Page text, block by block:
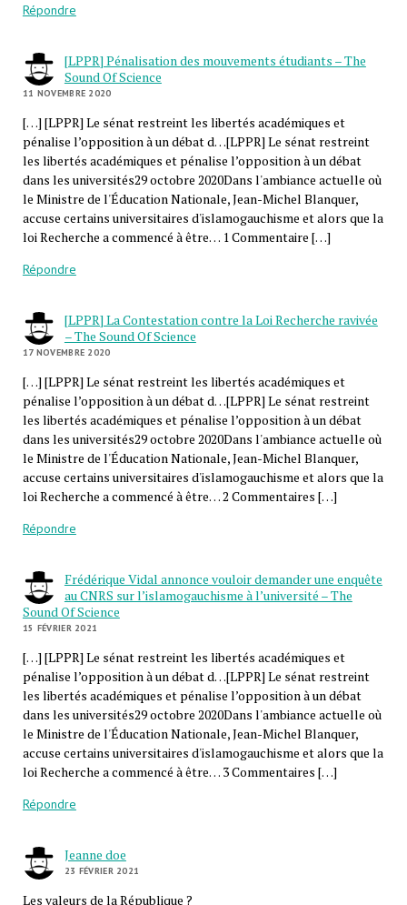
Répondre
[LPPR] Pénalisation des mouvements étudiants – The
Sound Of Science
11 NOVEMBRE 2020
[…] [LPPR] Le sénat restreint les libertés académiques et
pénalise l’opposition à un débat d…[LPPR] Le sénat restreint
les libertés académiques et pénalise l’opposition à un débat
dans les universités29 octobre 2020Dans l'ambiance actuelle où
le Ministre de l'Éducation Nationale, Jean-Michel Blanquer,
accuse certains universitaires d'islamogauchisme et alors que la
loi Recherche a commencé à être… 1 Commentaire […]
Répondre
[LPPR] La Contestation contre la Loi Recherche ravivée
– The Sound Of Science
17 NOVEMBRE 2020
[…] [LPPR] Le sénat restreint les libertés académiques et
pénalise l’opposition à un débat d…[LPPR] Le sénat restreint
les libertés académiques et pénalise l’opposition à un débat
dans les universités29 octobre 2020Dans l'ambiance actuelle où
le Ministre de l'Éducation Nationale, Jean-Michel Blanquer,
accuse certains universitaires d'islamogauchisme et alors que la
loi Recherche a commencé à être… 2 Commentaires […]
Répondre
Frédérique Vidal annonce vouloir demander une enquête
au CNRS sur l’islamogauchisme à l’université – The
Sound Of Science
15 FÉVRIER 2021
[…] [LPPR] Le sénat restreint les libertés académiques et
pénalise l’opposition à un débat d…[LPPR] Le sénat restreint
les libertés académiques et pénalise l’opposition à un débat
dans les universités29 octobre 2020Dans l'ambiance actuelle où
le Ministre de l'Éducation Nationale, Jean-Michel Blanquer,
accuse certains universitaires d'islamogauchisme et alors que la
loi Recherche a commencé à être… 3 Commentaires […]
Répondre
Jeanne doe
23 FÉVRIER 2021
Les valeurs de la République ?